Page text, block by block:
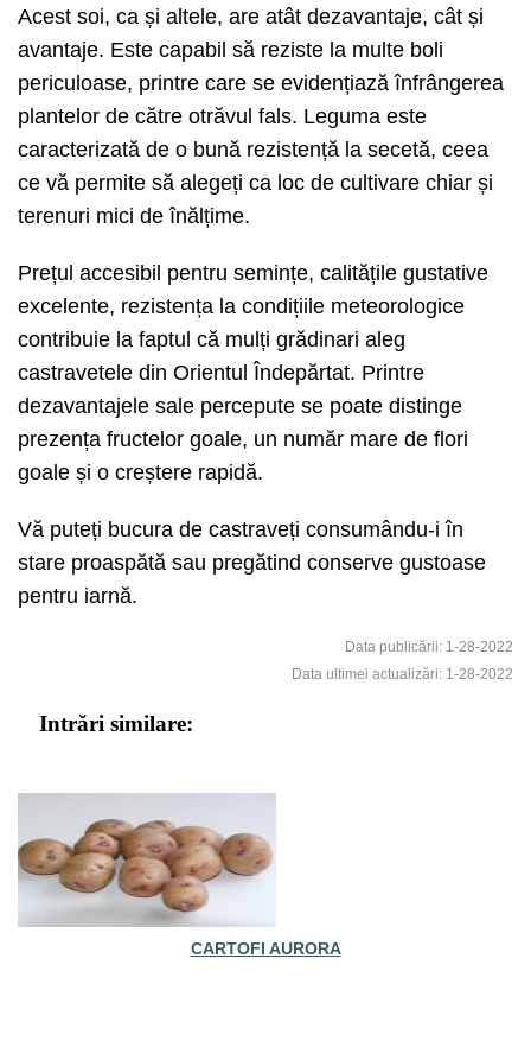
Acest soi, ca și altele, are atât dezavantaje, cât și
avantaje. Este capabil să reziste la multe boli
periculoase, printre care se evidențiază înfrângerea
plantelor de către otrăvul fals. Leguma este
caracterizată de o bună rezistență la secetă, ceea
ce vă permite să alegeți ca loc de cultivare chiar și
terenuri mici de înălțime.
Prețul accesibil pentru semințe, calitățile gustative
excelente, rezistența la condițiile meteorologice
contribuie la faptul că mulți grădinari aleg
castravetele din Orientul Îndepărtat. Printre
dezavantajele sale percepute se poate distinge
prezența fructelor goale, un număr mare de flori
goale și o creștere rapidă.
Vă puteți bucura de castraveți consumându-i în
stare proaspătă sau pregătind conserve gustoase
pentru iarnă.
Data publicării: 1-28-2022
Data ultimei actualizări: 1-28-2022
Intrări similare:
CARTOFI AURORA